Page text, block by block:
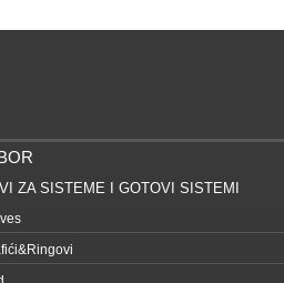
ZA SISTEME I GOTOVI SISTEMI